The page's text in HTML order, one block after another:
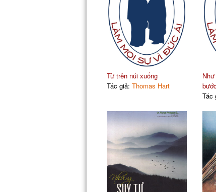
Từ trên núi xuống
Tác giả: Thomas Hart
bước
Tác